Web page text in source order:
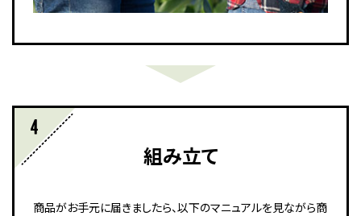
組み立て
商品がお手元に届きましたら、以下のマニュアルを見ながら商